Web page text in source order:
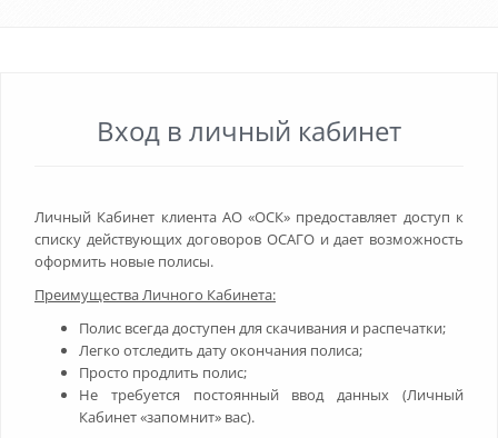
Вход в личный кабинет
Личный Кабинет клиента АО «ОСК» предоставляет доступ к
списку действующих договоров ОСАГО и дает возможность
оформить новые полисы.
Преимущества Личного Кабинета:
Полис всегда доступен для скачивания и распечатки;
Легко отследить дату окончания полиса;
Просто продлить полис;
Не требуется постоянный ввод данных (Личный
Кабинет «запомнит» вас).